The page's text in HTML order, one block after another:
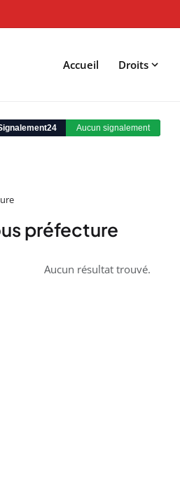
Accueil Droits
préfecture
Aucun résultat trouvé.